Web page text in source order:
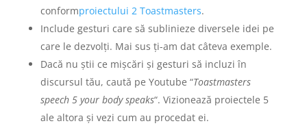
conformproiectului 2 Toastmasters.
Include gesturi care să sublinieze diversele idei pe
care le dezvolți. Mai sus ți-am dat câteva exemple.
Dacă nu știi ce mișcări și gesturi să incluzi în
discursul tău, caută pe Youtube “Toastmasters
speech 5 your body speaks“. Vizionează proiectele 5
ale altora și vezi cum au procedat ei.